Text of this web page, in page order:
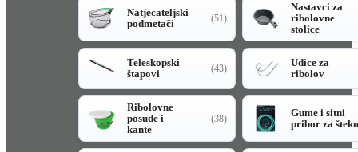
Natjecateljski
podmetači
(51)
Nastavci za
ribolovne
stolice
Teleskopski
štapovi
(43)
Udice za
ribolov
Ribolovne
posude i
kante
(38)
Gume i sitni
pribor za šteku